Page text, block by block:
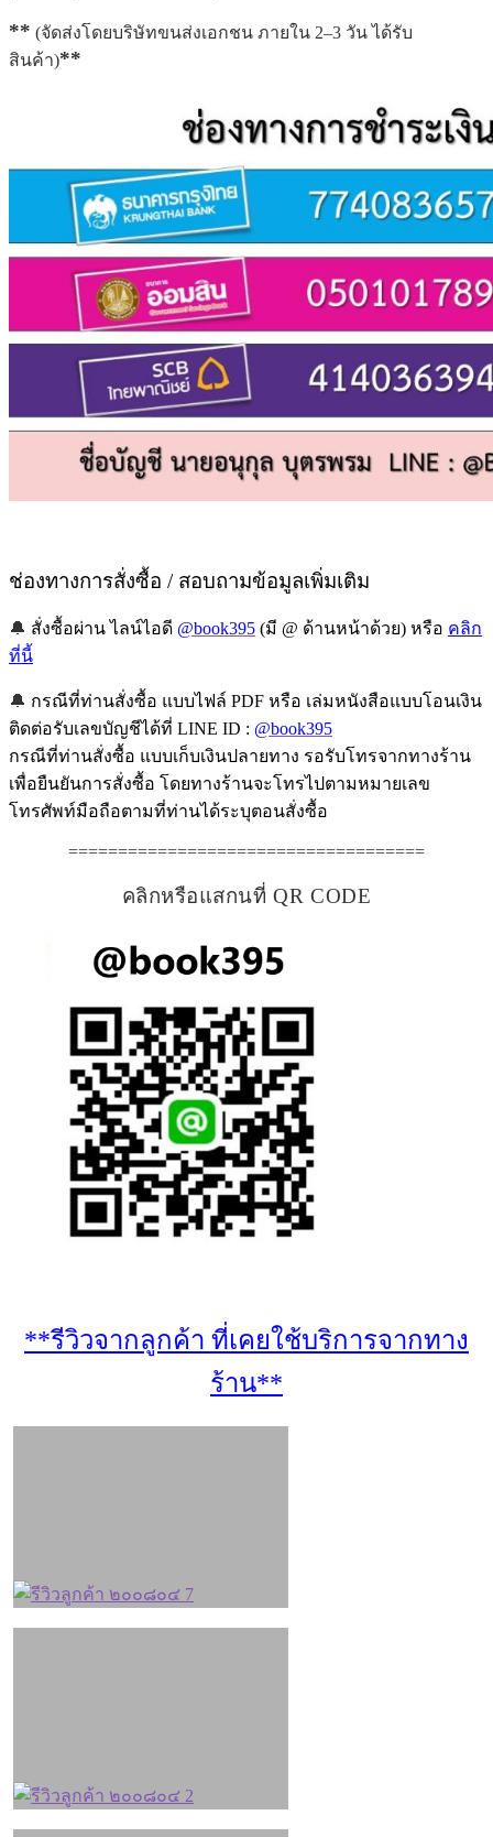
** (จัดส่งโดยบริษัทขนส่งเอกชน ภายใน 2–3 วัน ได้รับ
สินค้า)**
ช่องทางการสั่งซื้อ / สอบถามข้อมูลเพิ่มเติม
🔔 สั่งซื้อผ่าน ไลน์ไอดี @book395 (มี @ ด้านหน้าด้วย) หรือ คลิก
ที่นี้
🔔 กรณีที่ท่านสั่งซื้อ แบบไฟล์ PDF หรือ เล่มหนังสือแบบโอนเงิน
ติดต่อรับเลขบัญชีได้ที่ LINE ID : @book395
กรณีที่ท่านสั่งซื้อ แบบเก็บเงินปลายทาง รอรับโทรจากทางร้าน
เพื่อยืนยันการสั่งซื้อ โดยทางร้านจะโทรไปตามหมายเลข
โทรศัพท์มือถือตามที่ท่านได้ระบุตอนสั่งซื้อ
====================================
คลิกหรือแสกนที่ QR CODE
**รีวิวจากลูกค้า ที่เคยใช้บริการจากทาง
ร้าน**